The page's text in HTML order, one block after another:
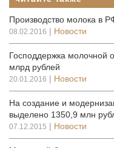
Производство молока в
08.02.2016 | Новости
Господдержка молочной
млрд рублей
20.01.2016 | Новости
На создание и
выделено 1350,9 млн
07.12.2015 | Новости